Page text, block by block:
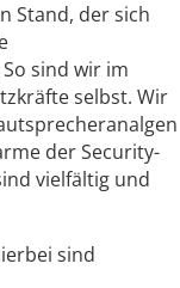
Stand, der sich
sind wir im
selbst. Wir
der Security-
vielfältig und
sind